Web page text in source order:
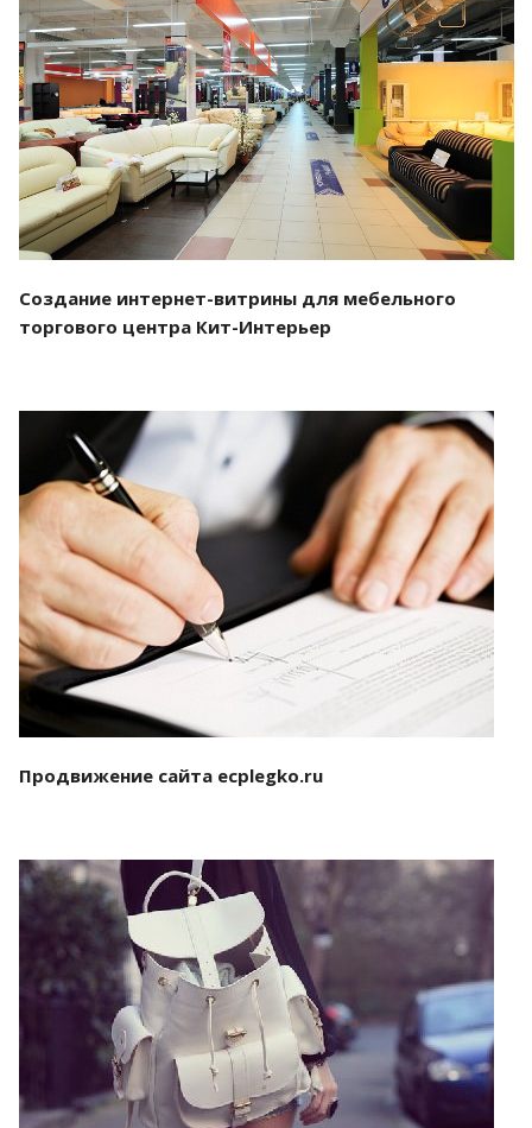
Смотреть проект
Создание интернет-витрины для мебельного
торгового центра Кит-Интерьер
Смотреть проект
Продвижение сайта ecplegko.ru
Смотреть проект